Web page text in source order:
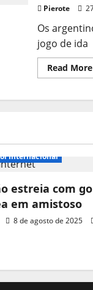
Pierote
Os
jogo de ida
Read More
Internacional
estreia com
em amistoso
8 de agosto de 2025